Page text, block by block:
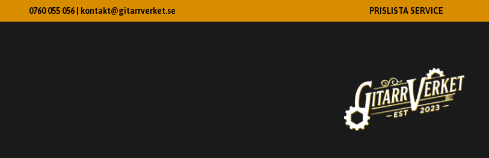
0760 055 056 | kontakt@gitarrverket.se PRISLISTA SERVICE